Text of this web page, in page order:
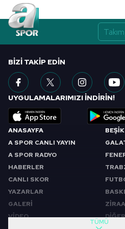
ANASAYFA
A SPOR CANLI YAYIN
A SPOR RADYO
HABERLER
CANLI SKOR
YAZARLAR
GALERİ
VİDEO
TÜMÜ
BIZI TAKIP EDIN
UYGULAMALARIMIZI İNDİRİN!